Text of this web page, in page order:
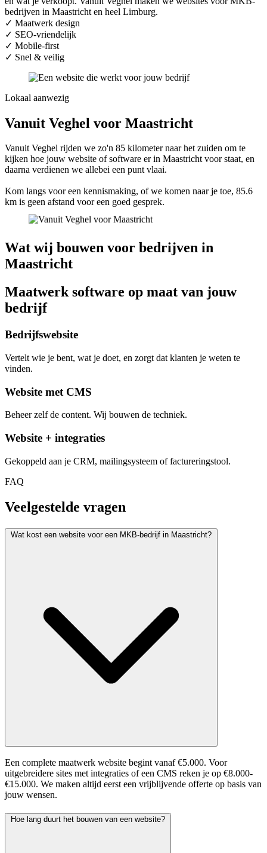
bedrijven in Maastricht en heel Limburg.
✓ Maatwerk design
✓ SEO-vriendelijk
✓ Mobile-first
✓ Snel & veilig
Lokaal aanwezig
Vanuit Veghel voor Maastricht
Vanuit Veghel rijden we zo'n 85 kilometer naar het zuiden om te
kijken hoe jouw website of software er in Maastricht voor staat, en
daarna verdienen we allebei een punt vlaai.
Kom langs voor een kennismaking, of we komen naar je toe, 85.6
km is geen afstand voor een goed gesprek.
Wat wij bouwen voor bedrijven in
Maastricht
Maatwerk software op maat van jouw
bedrijf
Bedrijfswebsite
Vertelt wie je bent, wat je doet, en zorgt dat klanten je weten te
vinden.
Website met CMS
Beheer zelf de content. Wij bouwen de techniek.
Website + integraties
Gekoppeld aan je CRM, mailingsysteem of factureringstool.
FAQ
Veelgestelde vragen
Wat kost een website voor een MKB-bedrijf in Maastricht?
Een complete maatwerk website begint vanaf €5.000. Voor
uitgebreidere sites met integraties of een CMS reken je op €8.000-
€15.000. We maken altijd eerst een vrijblijvende offerte op basis van
jouw wensen.
Hoe lang duurt het bouwen van een website?